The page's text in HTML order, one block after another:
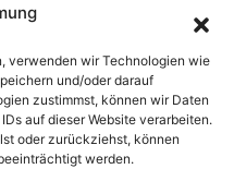
Methode
spielt die
eine große
verwenden wir Technologien wie
und/oder darauf
zustimmst, können wir Daten
auf dieser Website verarbeiten.
oder zurückziehst, können
werden.